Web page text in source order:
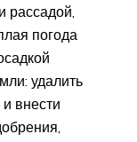
погода
удалить
и внести